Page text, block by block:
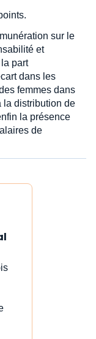
sur le
et
la part
dans les
femmes dans
la distribution de
la présence
de